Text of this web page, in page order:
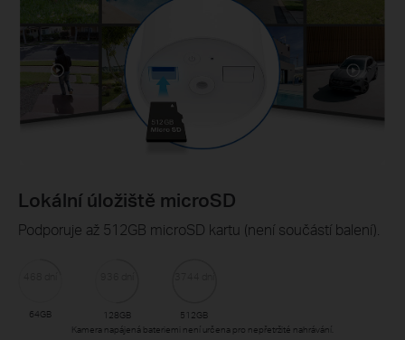
Lokální úložiště microSD
Podporuje až 512GB microSD kartu (není součástí balení).
64GB 128GB
512GB
Kamera napájená bateriemi není určena pro nepřetržité nahrávání.